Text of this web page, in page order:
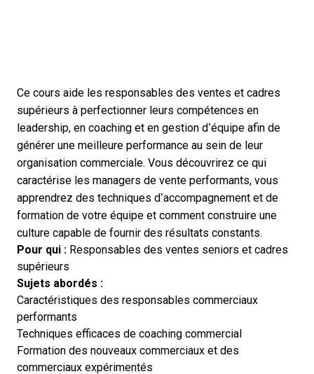
Ce cours aide les responsables des ventes et cadres
supérieurs à perfectionner leurs compétences en
leadership, en coaching et en gestion d’équipe afin de
générer une meilleure performance au sein de leur
organisation commerciale. Vous découvrirez ce qui
caractérise les managers de vente performants, vous
apprendrez des techniques d’accompagnement et de
formation de votre équipe et comment construire une
culture capable de fournir des résultats constants.
Pour qui : Responsables des ventes seniors et cadres
supérieurs
Sujets abordés :
Caractéristiques des responsables commerciaux
performants
Techniques efficaces de coaching commercial
Formation des nouveaux commerciaux et des
commerciaux expérimentés